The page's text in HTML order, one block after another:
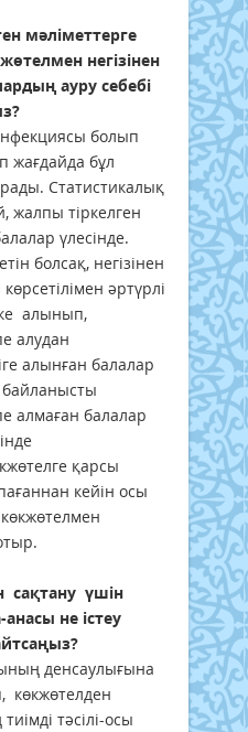
мәліметтерге
негізінен
ауру себебі
болып
жағдайда бұл
Статистикалық
жалпы тіркелген
үлесінде.
болсақ, негізінен
әртүрлі
алынып,
алудан
алынған балалар
алмаған балалар
қарсы
кейін осы
сақтану үшін
не істеу
денсаулығына
көкжөтелден
тәсілі-осы